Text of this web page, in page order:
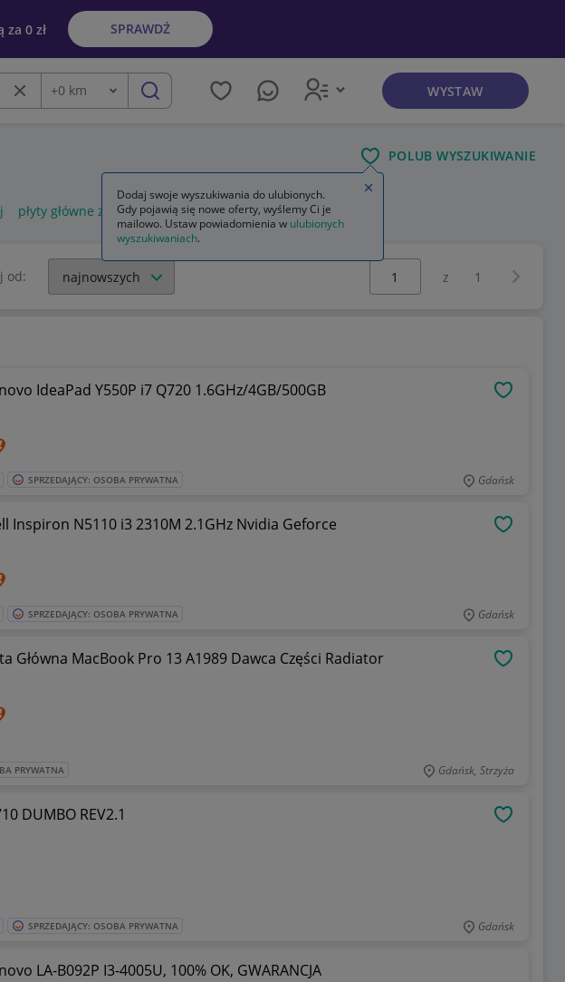
0 zł SPRAWDŹ
Wyczyść frazę
Odległość
+0 km szukaj WYSTAW
POLUB WYSZUKIWANIE
płyty główne z procesorem
od:
Wybierz stronę:
z 1
IdeaPad Y550P i7 Q720 1.6GHz/4GB/500GB
SPRZEDAJĄCY: OSOBA PRYWATNA Gdańsk
Inspiron N5110 i3 2310M 2.1GHz Nvidia Geforce
SPRZEDAJĄCY: OSOBA PRYWATNA Gdańsk
Główna MacBook Pro 13 A1989 Dawca Części Radiator
PRYWATNA Gdańsk, Strzyża
DUMBO REV2.1
SPRZEDAJĄCY: OSOBA PRYWATNA Gdańsk
LA-B092P I3-4005U, 100% OK, GWARANCJA
Dodaj swoje wyszukiwania do ulubionych.
Gdy pojawią się nowe oferty, wyślemy Ci je
mailowo. Ustaw powiadomienia w ulubionych
wyszukiwaniach.
Zamknij wskazówkę